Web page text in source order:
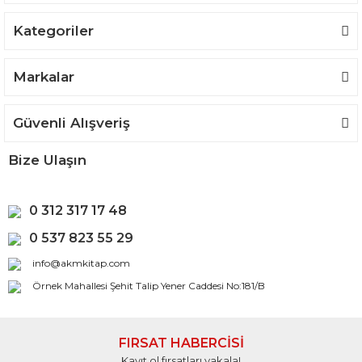
Kategoriler
Markalar
Güvenli Alışveriş
Bize Ulaşın
0 312 317 17 48
0 537 823 55 29
info@akmkitap.com
Örnek Mahallesi Şehit Talip Yener Caddesi No:181/B
FIRSAT HABERCİSİ